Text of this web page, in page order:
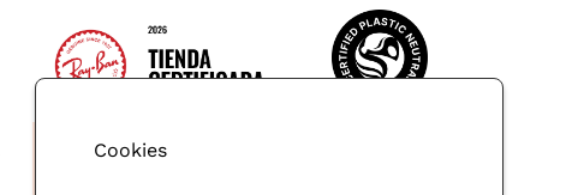
Cookies